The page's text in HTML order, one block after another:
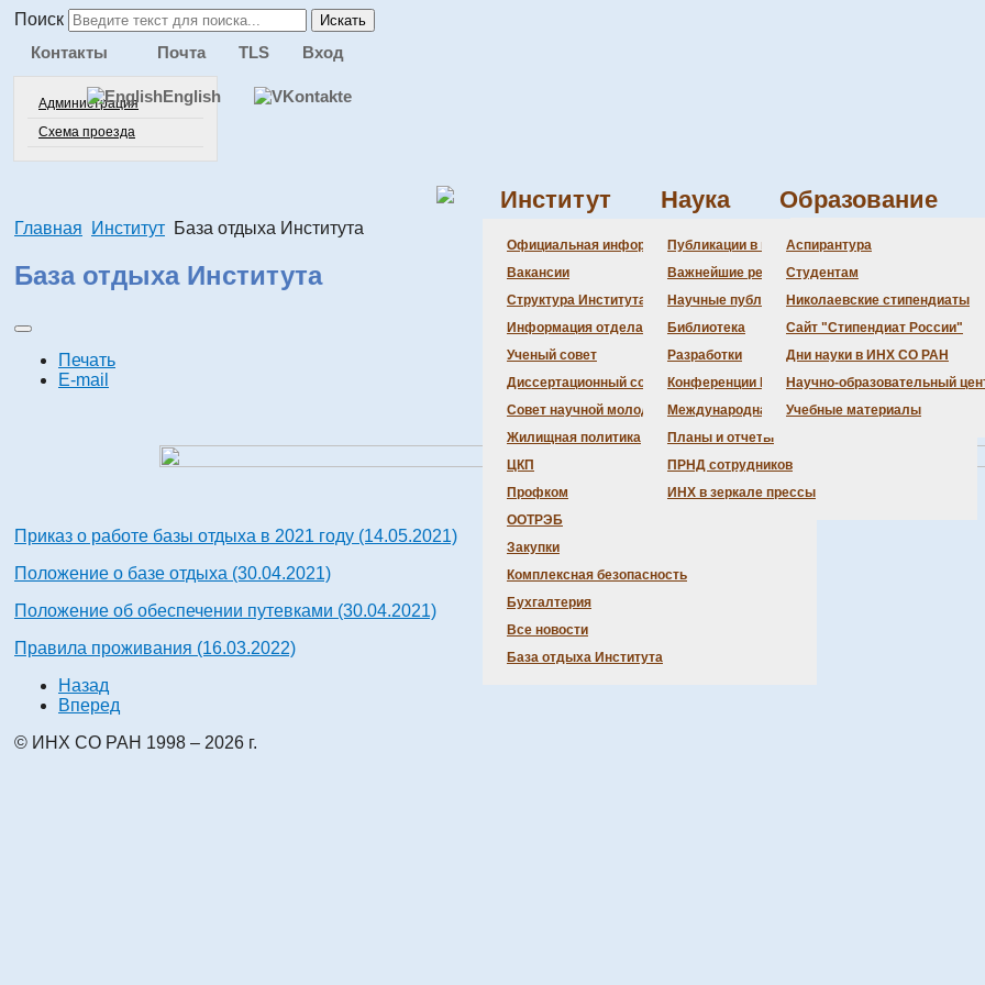
Поиск Искать
Контакты
Администрация
Схема проезда
Почта TLS Вход
English
Институт
Официальная информация
Администрация
Бланки
История Института
Локальные акты
Противодействие
Вакансии
Структура Института
Информация отдела кадров
Документация
Ученый совет
Состав совета
Повестка дня заседаний
Информация ученого
Диссертационный совет
Состав совета
Даты защит диссертаций
Шифры специальностей
Объявления о защитах
Предварительное
Совет научной молодежи
Состав СНМ
Жилищная политика
ЦКП
Профком
ООТРЭБ
Закупки
Комплексная безопасность
Бухгалтерия
Все новости
Новости науки
Награды
База отдыха Института
Наука
Публикации в ведущих журналах
Важнейшие результаты
Научные публикации сотрудников
Библиотека
Разработки
Конференции Института
Международная деятельность
Планы и отчеты
ПРНД сотрудников
ИНХ в зеркале прессы
Образование
Аспирантура
Студентам
Николаевские стипендиаты
Сайт "Стипендиат России"
Дни науки в ИНХ СО РАН
Научно-образовательный
Учебные материалы
Главная Институт База отдыха Института
База отдыха Института
Печать
E-mail
Приобретение путевок по номеру 330-94-86
Приказ о работе базы отдыха в 2021 году (14.05.2021)
Положение о базе отдыха (30.04.2021)
Положение об обеспечении путевками (30.04.2021)
Правила проживания (16.03.2022)
Назад
Вперед
© ИНХ СО РАН 1998 – 2026 г.